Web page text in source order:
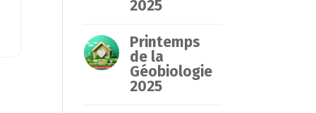
2025
Printemps
de la
Géobiologie
2025